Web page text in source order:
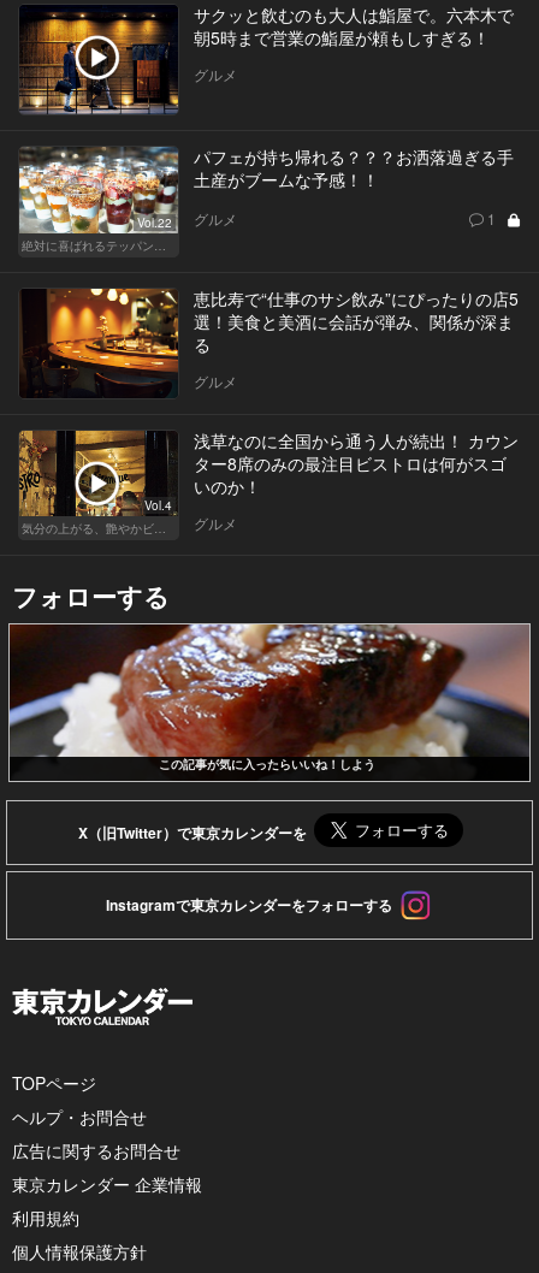
サクッと飲むのも大人は鮨屋で。六本木で
朝5時まで営業の鮨屋が頼もしすぎる！
グルメ
Vol.22
パフェが持ち帰れる？？？お洒落過ぎる手
土産がブームな予感！！
グルメ 1
恵比寿で“仕事のサシ飲み”にぴったりの店5
選！美食と美酒に会話が弾み、関係が深ま
る
グルメ
Vol.4
気分の上がる、艶やかビストロ
浅草なのに全国から通う人が続出！ カウン
ター8席のみの最注目ビストロは何がスゴ
いのか！
グルメ
フォローする
この記事が気に入ったらいいね！しよう
X（旧Twitter）で東京カレンダーを
Instagramで東京カレンダーをフォローする
TOPページ
ヘルプ・お問合せ
広告に関するお問合せ
東京カレンダー 企業情報
利用規約
個人情報保護方針